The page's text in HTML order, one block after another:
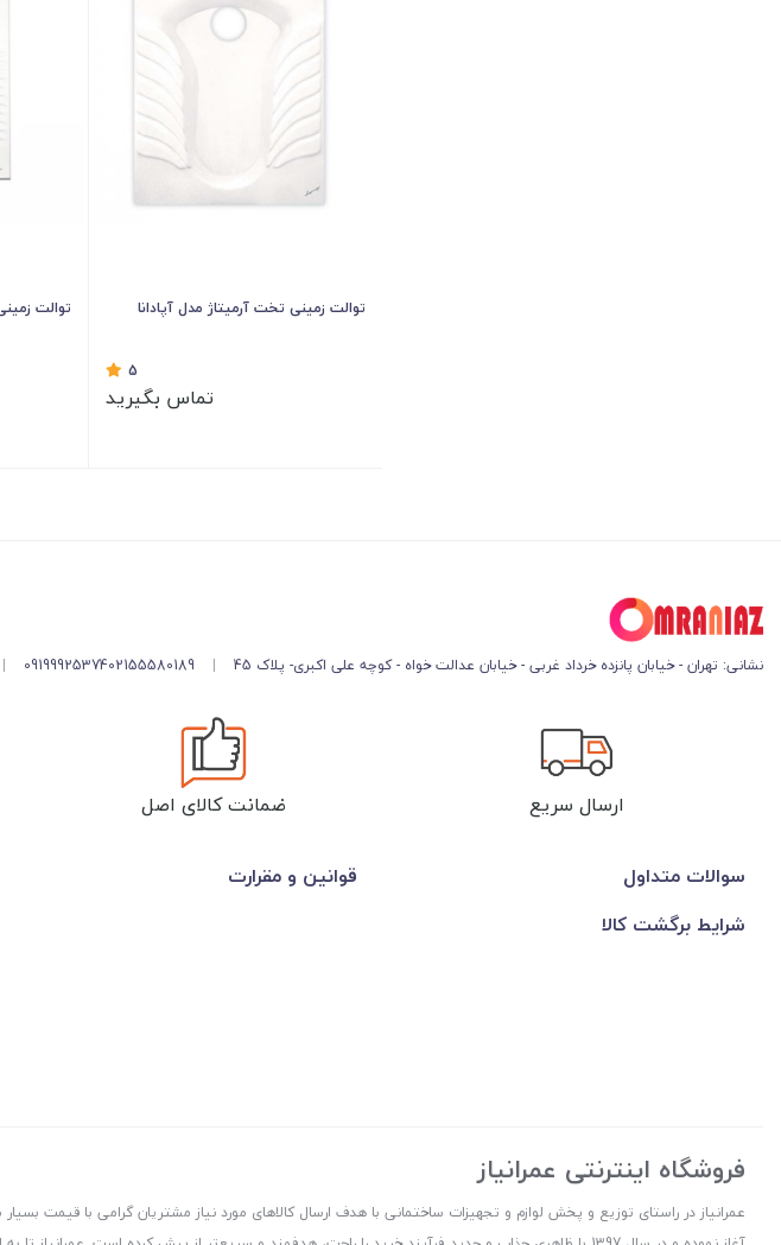
توالت زمینی تخت آرمیتاژ مدل آپادانا
5
تماس بگیرید
توالت
نشانی: تهران - خیابان پانزده خرداد غربی - خیابان عدالت خواه - کوچه علی اکبری- پلاک 45 |
02155580189
09199925374
|
ارسال سریع ضمانت کالای اصل
سوالات متداول قوانین و مقرارت
شرایط برگشت کالا
فروشگاه اینترنتی عمرانیاز